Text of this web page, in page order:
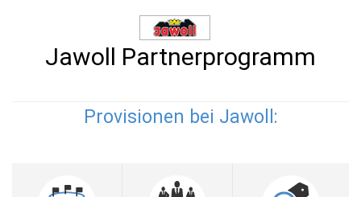
Jawoll Partnerprogramm
Provisionen bei Jawoll: